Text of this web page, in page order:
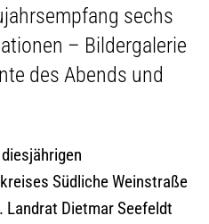
sechs
– Bildergalerie
des Abends und
Südliche Weinstraße
Landrat Dietmar Seefeldt